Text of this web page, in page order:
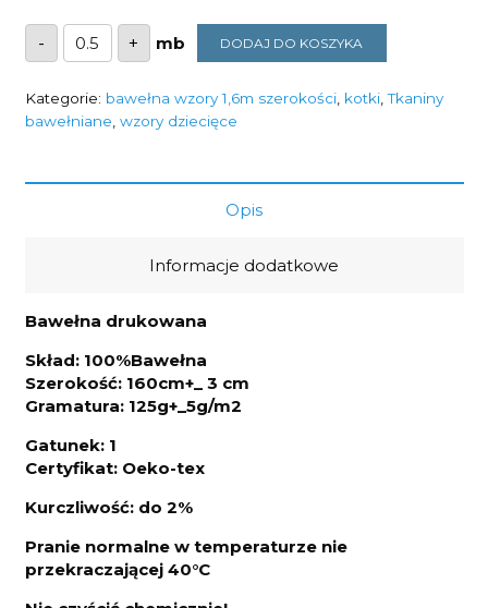
-
ilość
Bawełna
rodziny
125g/m2
szerokość
1,6m
+ DODAJ DO KOSZYKA
Kategorie: bawełna wzory 1,6m szerokości, kotki,Tkaniny
bawełniane wzory dziecięce
Opis
Informacje dodatkowe
Bawełna drukowana
Skład: 100%Bawełna
Szerokość: 160cm+_ 3 cm
Gramatura: 125g+_5g/m2
Gatunek: 1
Certyfikat: Oeko-tex
Kurczliwość: do 2%
Pranie normalne w temperaturze nie
przekraczającej 40°C